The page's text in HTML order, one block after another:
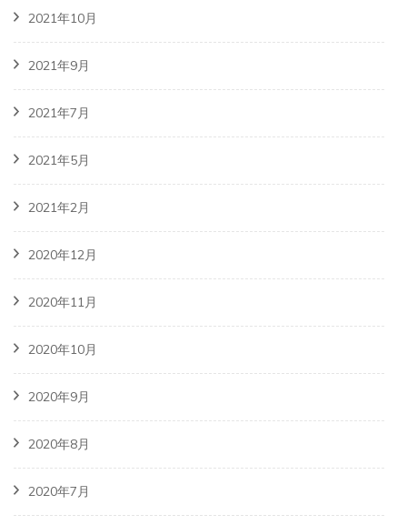
2021年10月
2021年9月
2021年7月
2021年5月
2021年2月
2020年12月
2020年11月
2020年10月
2020年9月
2020年8月
2020年7月